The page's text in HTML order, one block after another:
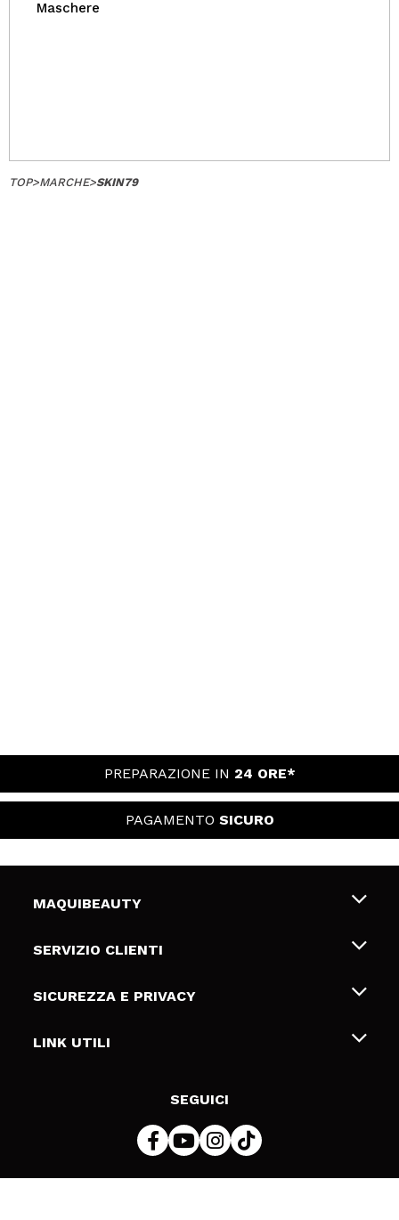
Maschere
TOP>MARCHE>SKIN79
PREPARAZIONE IN 24 ORE*
PAGAMENTO SICURO
MAQUIBEAUTY
Chi siamo
Gift Cards
SERVIZIO CLIENTI
Spedizioni & Resi
Metodi di pagamamento
SICUREZZA E PRIVACY
Termini e condizioni
LINK UTILI
SEGUICI